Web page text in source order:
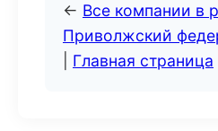
← Все компании в
Приволжский
Главная страница